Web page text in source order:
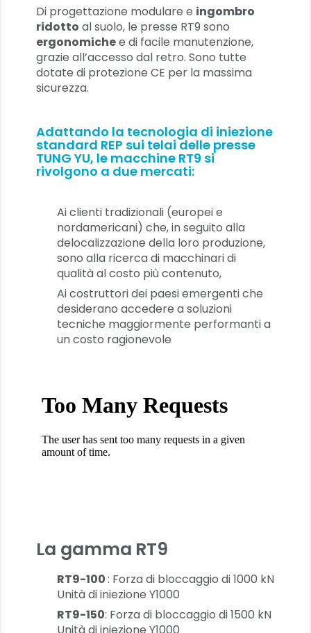
Di progettazione modulare e ingombro
ridotto al suolo, le presse RT9 sono
ergonomichee di facile manutenzione,
grazie all’accesso dal retro. Sono tutte
dotate di protezione CE per la massima
sicurezza.
Adattando la tecnologia di iniezione
standard REP sui telai delle presse
TUNG YU, le macchine RT9 si
rivolgono a due mercati:
Ai clienti tradizionali (europei e
nordamericani) che, in seguito alla
delocalizzazione della loro produzione,
sono alla ricerca di macchinari di
qualità al costo più contenuto,
Ai costruttori dei paesi emergenti che
desiderano accedere a soluzioni
tecniche maggiormente performanti a
un costo ragionevole
La gamma RT9
RT9-100: Forza di bloccaggio di 1000 kN
Unità di iniezione Y1000
RT9-150: Forza di bloccaggio di 1500 kN
Unità di iniezione Y1000